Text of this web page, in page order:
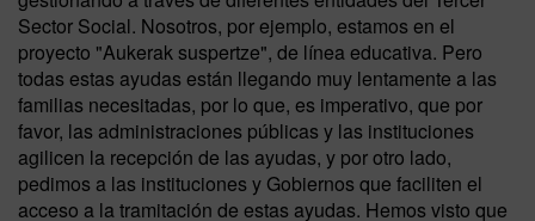
Sector Social. Nosotros, por ejemplo, estamos en el
proyecto "Aukerak suspertze", de línea educativa. Pero
todas estas ayudas están llegando muy lentamente a las
familias necesitadas, por lo que, es imperativo, que por
favor, las administraciones públicas y las instituciones
agilicen la recepción de las ayudas, y por otro lado,
pedimos a las instituciones y Gobiernos que faciliten el
acceso a la tramitación de estas ayudas. Hemos visto que